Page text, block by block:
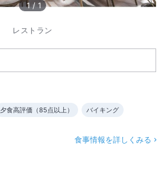
1 /1
レストラン
夕食高評価（85点以上） バイキング
食事情報を詳しくみる